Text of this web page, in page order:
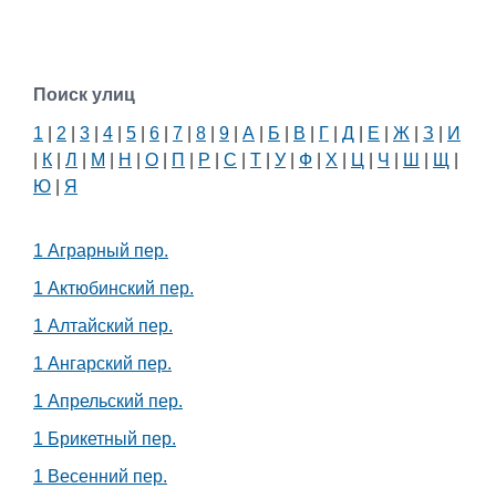
Поиск улиц
1 2 3 4 5 6 7 8 9 А Б В Г Д Е Ж З
И
К Л М Н О П Р С Т У Ф Х Ц Ч Ш Щ
Ю
Я
1 Аграрный пер.
1 Актюбинский пер.
1 Алтайский пер.
1 Ангарский пер.
1 Апрельский пер.
1 Брикетный пер.
1 Весенний пер.